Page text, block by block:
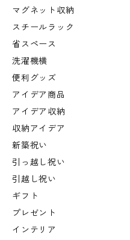
マグネット収納
スチールラック
省スペース
洗濯機横
便利グッズ
アイデア商品
アイデア収納
収納アイデア
新築祝い
引っ越し祝い
引越し祝い
ギフト
プレゼント
インテリア